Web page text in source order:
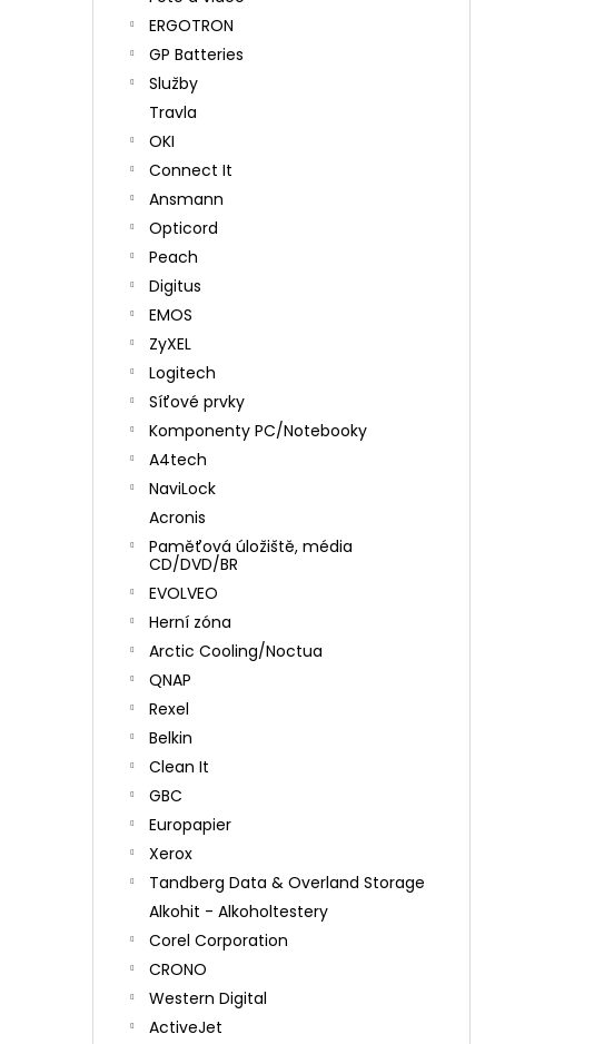
ERGOTRON
GP Batteries
Služby
Travla
OKI
Connect It
Ansmann
Opticord
Peach
Digitus
EMOS
ZyXEL
Logitech
Síťové prvky
Komponenty PC/Notebooky
A4tech
NaviLock
Acronis
Paměťová úložiště, média
CD/DVD/BR
EVOLVEO
Herní zóna
Arctic Cooling/Noctua
QNAP
Rexel
Belkin
Clean It
GBC
Europapier
Xerox
Tandberg Data & Overland Storage
Alkohit - Alkoholtestery
Corel Corporation
CRONO
Western Digital
ActiveJet